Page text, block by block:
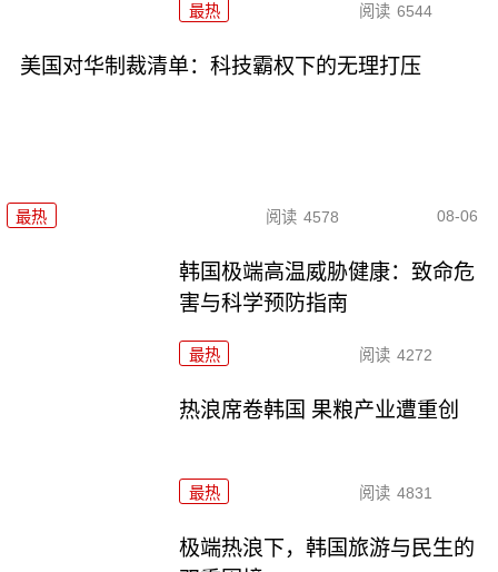
最热 阅读 6544
美国对华制裁清单：科技霸权下的无理打压
最热 阅读 4578 08-06
韩国极端高温威胁健康：致命危
害与科学预防指南
最热 阅读 4272
热浪席卷韩国 果粮产业遭重创
最热 阅读 4831
极端热浪下，韩国旅游与民生的